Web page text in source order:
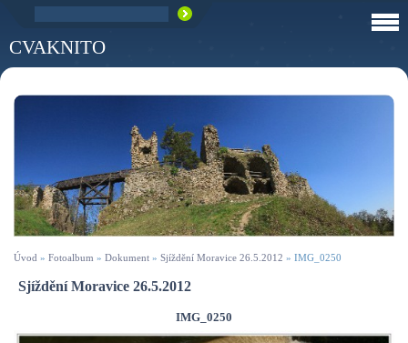
CVAKNITO
Úvod » Fotoalbum » Dokument » Sjíždění Moravice 26.5.2012 » IMG_0250
Sjíždění Moravice 26.5.2012
IMG_0250